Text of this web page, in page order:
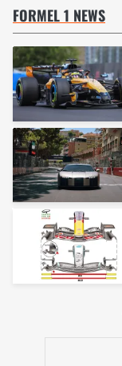
FORMEL 1 NEWS